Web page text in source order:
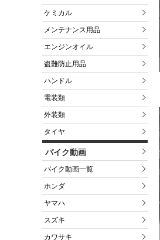
ケミカル
メンテナンス用品
エンジンオイル
盗難防止用品
ハンドル
電装類
外装類
タイヤ
バイク動画
バイク動画一覧
ホンダ
ヤマハ
スズキ
カワサキ